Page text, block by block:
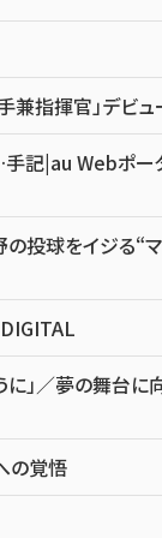
兼指揮官」デビュ
手記|au Webポー
の投球をイジる“マ
」／夢の舞台に
の覚悟